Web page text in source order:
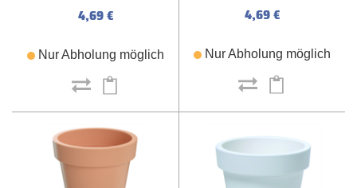
4,69 €
Nur Abholung möglich
4,69 €
Nur Abholung möglich